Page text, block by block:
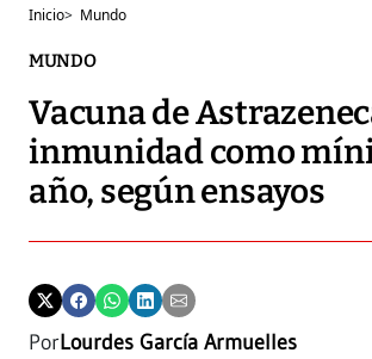
Inicio> Mundo
MUNDO
Vacuna de
inmunidad como
año, según ensayos
PorLourdes García Armuelles